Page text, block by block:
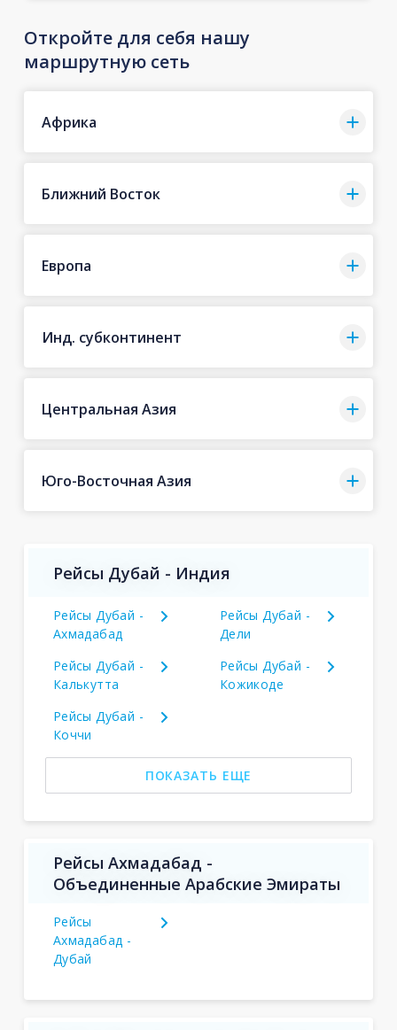
Откройте для себя нашу
маршрутную сеть
Африка
Ближний Восток
Европа
Инд. субконтинент
Центральная Азия
Юго-Восточная Азия
Рейсы Дубай - Индия
Рейсы Дубай -
Ахмадабад
Рейсы Дубай -
Дели
Рейсы Дубай -
Калькутта
Рейсы Дубай -
Кожикоде
Рейсы Дубай -
Коччи
ПОКАЗАТЬ ЕЩЕ
Рейсы Ахмадабад -
Объединенные Арабские Эмираты
Рейсы
Ахмадабад -
Дубай